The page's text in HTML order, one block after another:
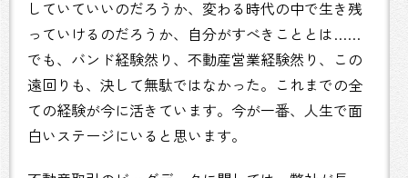
していていいのだろうか、変わる時代の中で生き残
っていけるのだろうか、自分がすべきこととは……
でも、バンド経験然り、不動産営業経験然り、この
遠回りも、決して無駄ではなかった。これまでの全
ての経験が今に活きています。今が一番、人生で面
白いステージにいると思います。